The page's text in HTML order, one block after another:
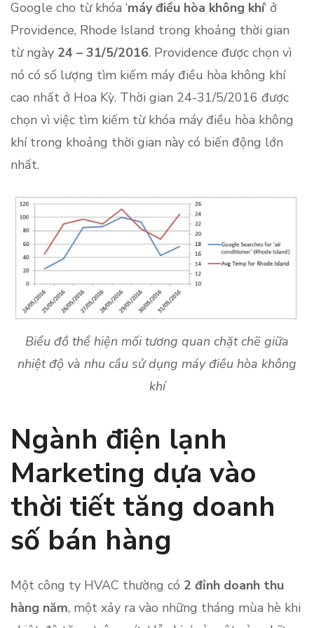
Google cho từ khóa ‘máy điều hòa không khí‘ ở
Providence, Rhode Island trong khoảng thời gian
từ ngày 24 – 31/5/2016. Providence được chọn vì
nó có số lượng tìm kiếm máy điều hòa không khí
cao nhất ở Hoa Kỳ. Thời gian 24-31/5/2016 được
chọn vì việc tìm kiếm từ khóa máy điều hòa không
khí trong khoảng thời gian này có biến động lớn
nhất.
Biểu đồ thể hiện mối tương quan chặt chẽ giữa
nhiệt độ và nhu cầu sử dụng máy điều hòa không
khí
Ngành điện lạnh
Marketing dựa vào
thời tiết tăng doanh
số bán hàng
Một công ty HVAC thường có 2 đỉnh doanh thu
hàng năm, một xảy ra vào những tháng mùa hè khi